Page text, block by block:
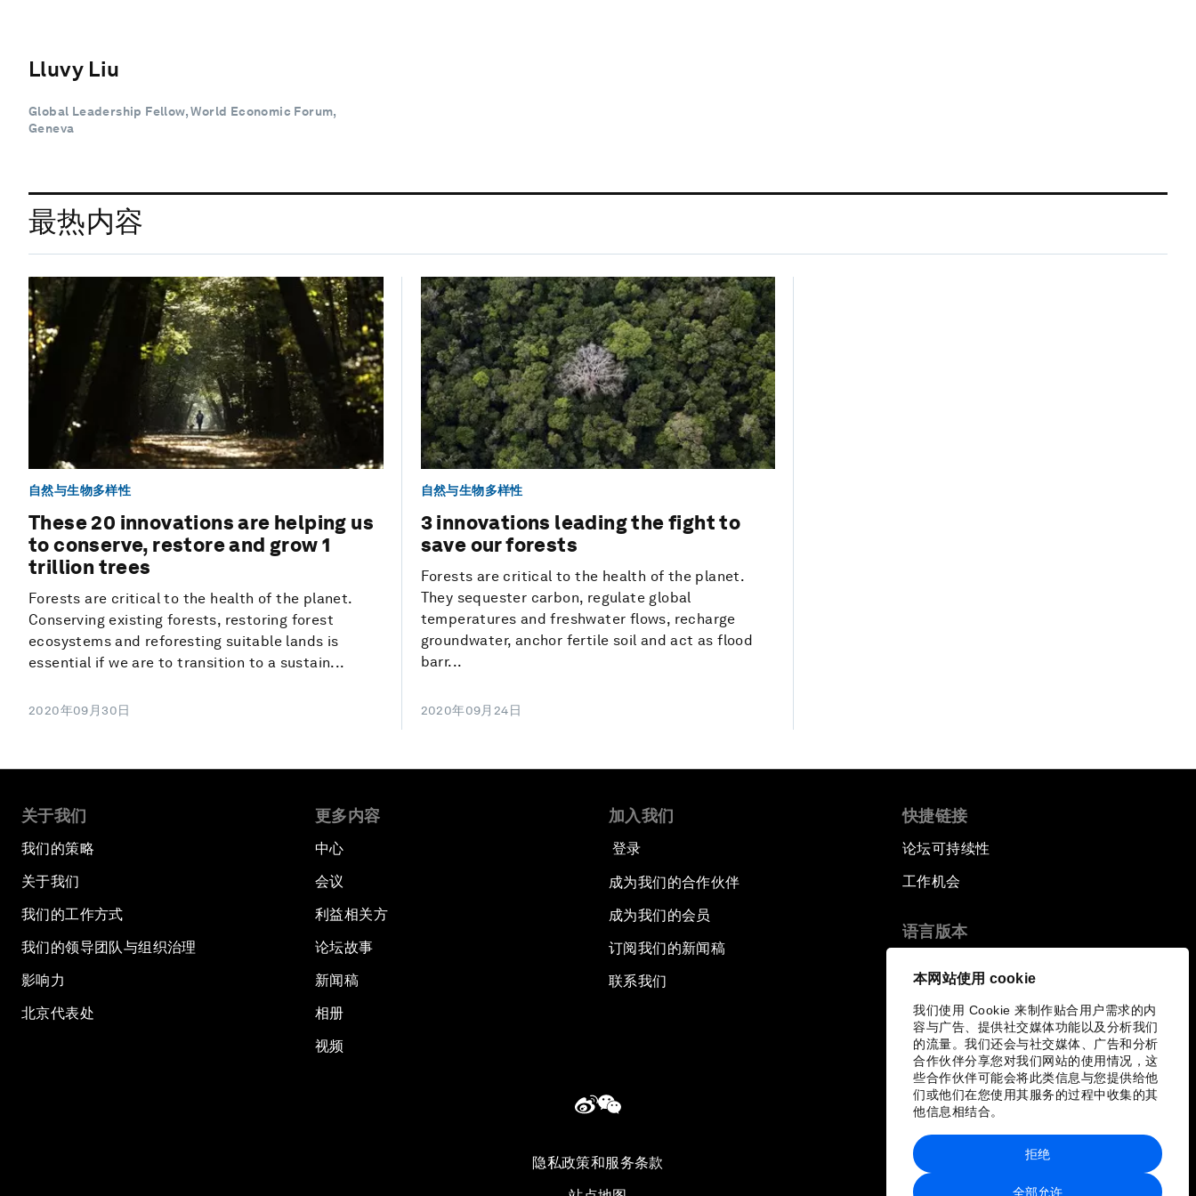
本网站使用 cookie
我们使用 Cookie 来制作贴合用户需求的内
容与广告、提供社交媒体功能以及分析我们
的流量。我们还会与社交媒体、广告和分析
合作伙伴分享您对我们网站的使用情况，这
些合作伙伴可能会将此类信息与您提供给他
们或他们在您使用其服务的过程中收集的其
他信息相结合。
全部允许
拒绝
Lluvy Liu
Global Leadership Fellow, World Economic Forum,
Geneva
最热内容
自然与生物多样性
These 20 innovations are helping us
to conserve, restore and grow 1
trillion trees
Forests are critical to the health of the planet.
Conserving existing forests, restoring forest
ecosystems and reforesting suitable lands is
essential if we are to transition to a sustain...
2020年09月30日
自然与生物多样性
3 innovations leading the fight to
save our forests
Forests are critical to the health of the planet.
They sequester carbon, regulate global
temperatures and freshwater flows, recharge
groundwater, anchor fertile soil and act as flood
barr...
2020年09月24日
关于我们
我们的策略
关于我们
我们的工作方式
我们的领导团队与组织治理
影响力
北京代表处
更多内容
中心
会议
利益相关方
论坛故事
新闻稿
相册
视频
加入我们
登录
成为我们的合作伙伴
成为我们的会员
订阅我们的新闻稿
联系我们
快捷链接
论坛可持续性
工作机会
语言版本
隐私政策和服务条款